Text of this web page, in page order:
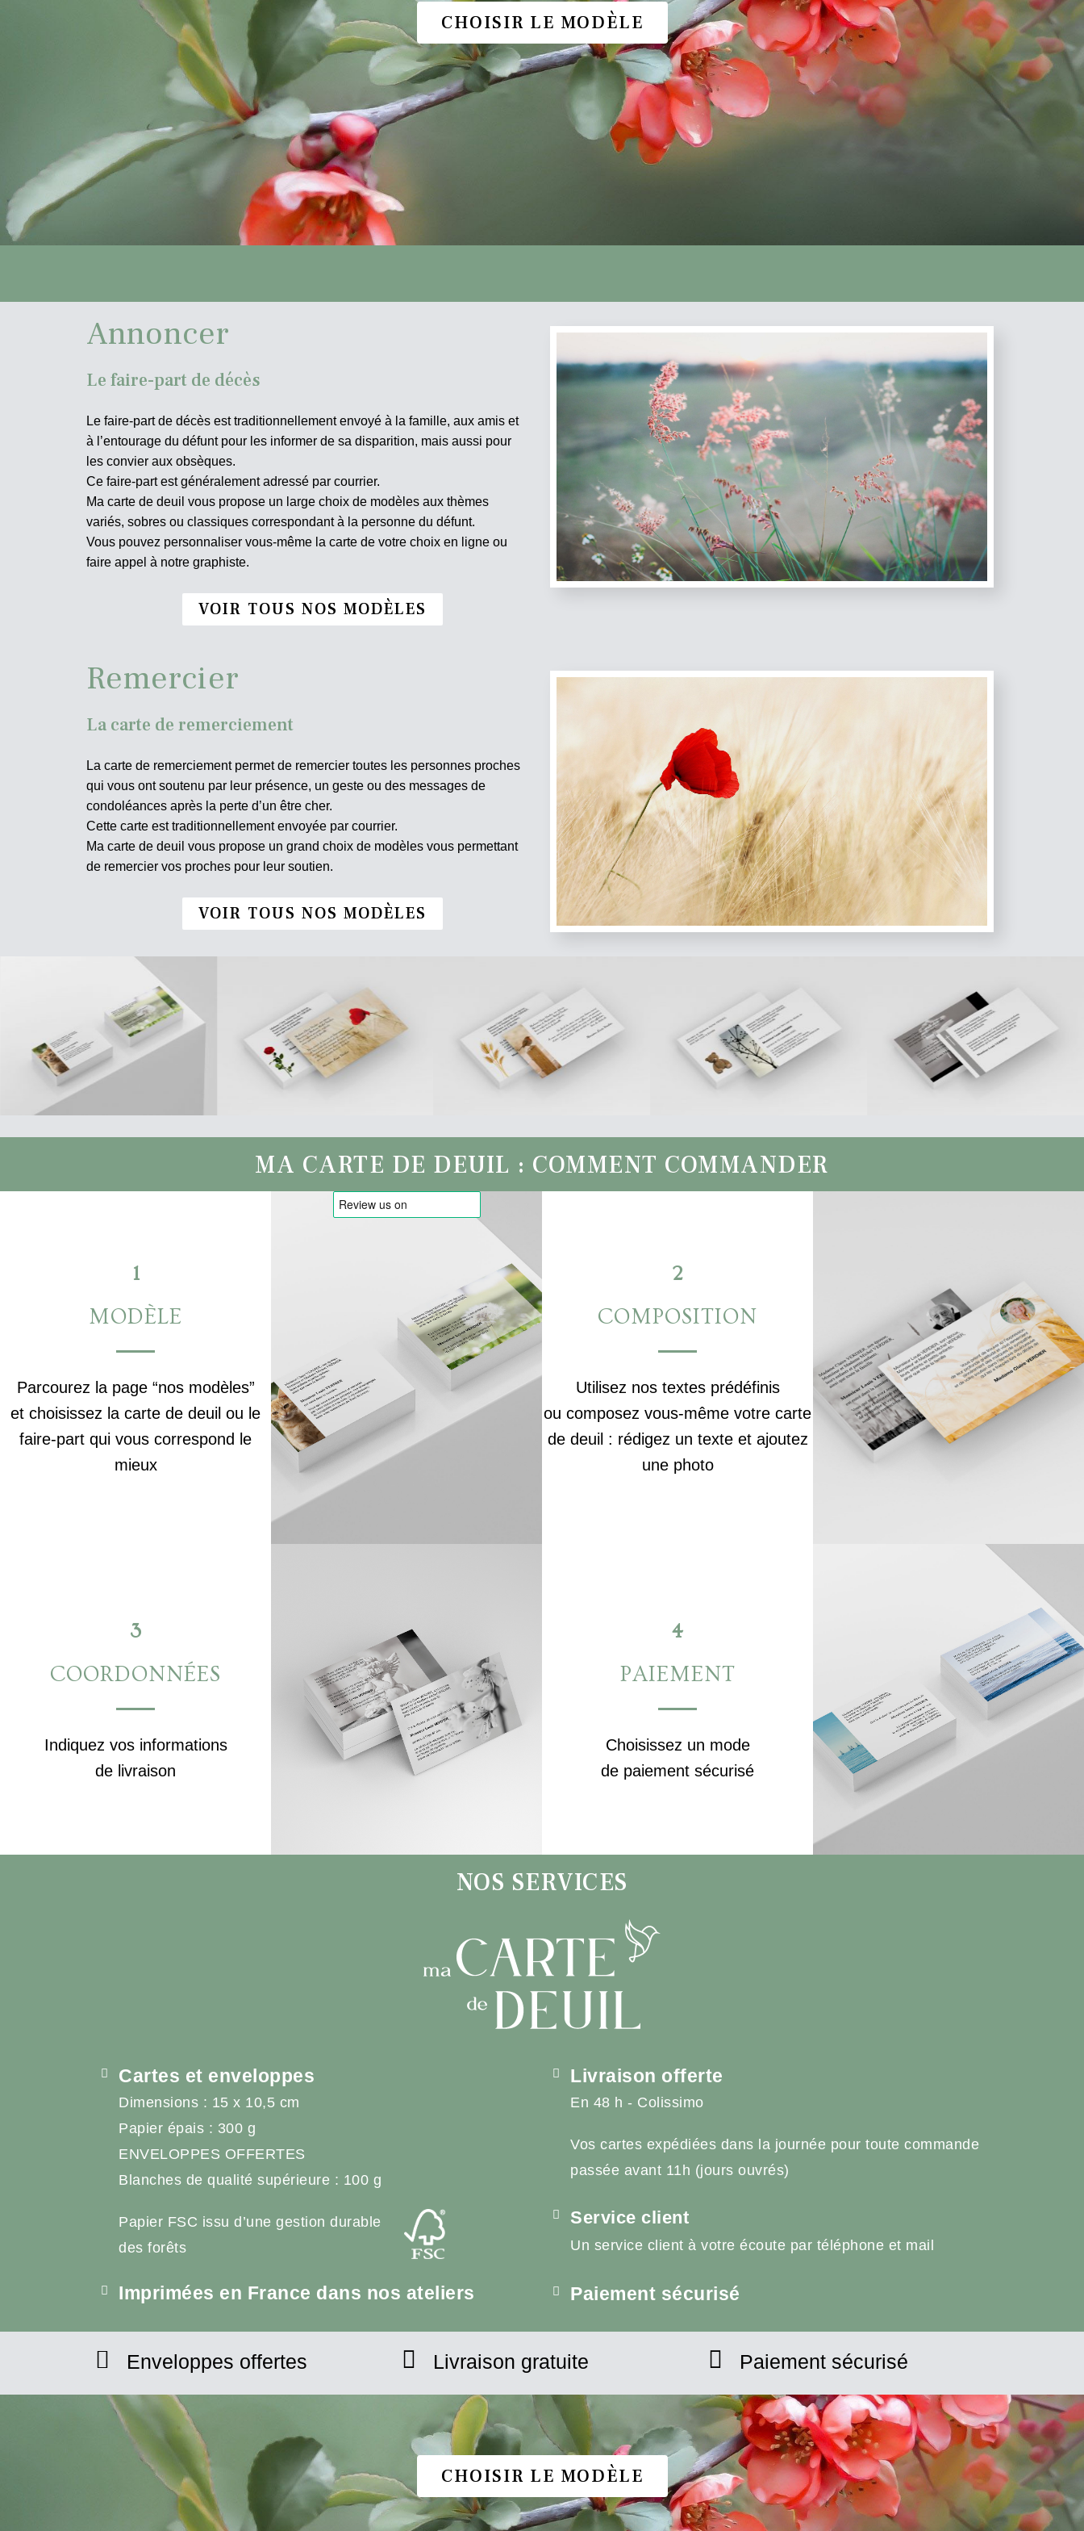
CHOISIR LE MODÈLE
Annoncer
Le faire-part de décès
Le faire-part de décès est traditionnellement envoyé à la famille, aux amis et
à l’entourage du défunt pour les informer de sa disparition, mais aussi pour
les convier aux obsèques.
Ce faire-part est généralement adressé par courrier.
Ma carte de deuil vous propose un large choix de modèles aux thèmes
variés, sobres ou classiques correspondant à la personne du défunt.
Vous pouvez personnaliser vous-même la carte de votre choix en ligne ou
faire appel à notre graphiste.
VOIR TOUS NOS MODÈLES
Remercier
La carte de remerciement
La carte de remerciement permet de remercier toutes les personnes proches
qui vous ont soutenu par leur présence, un geste ou des messages de
condoléances après la perte d’un être cher.
Cette carte est traditionnellement envoyée par courrier.
Ma carte de deuil vous propose un grand choix de modèles vous permettant
de remercier vos proches pour leur soutien.
VOIR TOUS NOS MODÈLES
MA CARTE DE DEUIL : COMMENT COMMANDER
1
MODÈLE
Parcourez la page “nos modèles”
et choisissez la carte de deuil ou le
faire-part qui vous correspond le
mieux
2
COMPOSITION
Utilisez nos textes prédéfinis
ou composez vous-même votre carte
de deuil : rédigez un texte et ajoutez
une photo
3
COORDONNÉES
Indiquez vos informations
de livraison
4
PAIEMENT
Choisissez un mode
de paiement sécurisé
NOS SERVICES
Cartes et enveloppes
Dimensions : 15 x 10,5 cm
Papier épais : 300 g
ENVELOPPES OFFERTES
Blanches de qualité supérieure : 100 g
Papier FSC issu d’une gestion durable
des forêts
Imprimées en France dans nos ateliers
Livraison offerte
En 48 h - Colissimo
Vos cartes expédiées dans la journée pour toute commande
passée avant 11h (jours ouvrés)
Service client
Un service client à votre écoute par téléphone et mail
Paiement sécurisé
Enveloppes offertes Livraison gratuite Paiement sécurisé
CHOISIR LE MODÈLE